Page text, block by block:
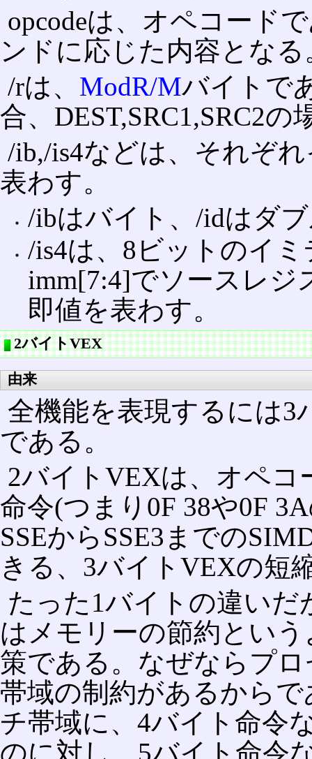
opcodeは、オペコード
ンドに応じた内容となる
/rは、 ModR/Mバイトで
合、DEST,SRC1,SRC2
/ib,/is4などは、それぞ
表わす。
/ibはバイト、/idはダ
/is4は、8ビットのイ
imm[7:4]でソースレジ
即値を表わす。
2バイトVEX
由来
全機能を表現するには3
である。
2バイトVEXは、オペコ
命令(つまり0F 38や0F
SSEからSSE3までの
きる、3バイトVEXの短
たった1バイトの違い
はメモリーの節約とい
策である。なぜならプ
帯域の制約があるから
チ帯域に、4バイト命令
のに対し、5バイト命令